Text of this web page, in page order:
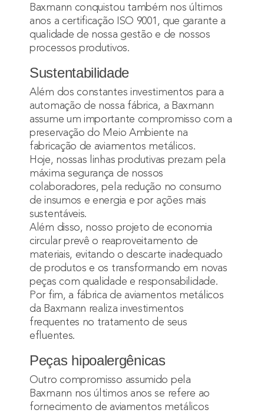
Baxmann conquistou também nos últimos
anos a certificação ISO 9001, que garante a
qualidade de nossa gestão e de nossos
processos produtivos.
Sustentabilidade
Além dos constantes investimentos para a
automação de nossa fábrica, a Baxmann
assume um importante compromisso com a
preservação do Meio Ambiente na
fabricação de aviamentos metálicos.
Hoje, nossas linhas produtivas prezam pela
máxima segurança de nossos
colaboradores, pela redução no consumo
de insumos e energia e por ações mais
sustentáveis.
Além disso, nosso projeto de economia
circular prevê o reaproveitamento de
materiais, evitando o descarte inadequado
de produtos e os transformando em novas
peças com qualidade e responsabilidade.
Por fim, a fábrica de aviamentos metálicos
da Baxmann realiza investimentos
frequentes no tratamento de seus
efluentes.
Peças hipoalergênicas
Outro compromisso assumido pela
Baxmann nos últimos anos se refere ao
fornecimento de aviamentos metálicos